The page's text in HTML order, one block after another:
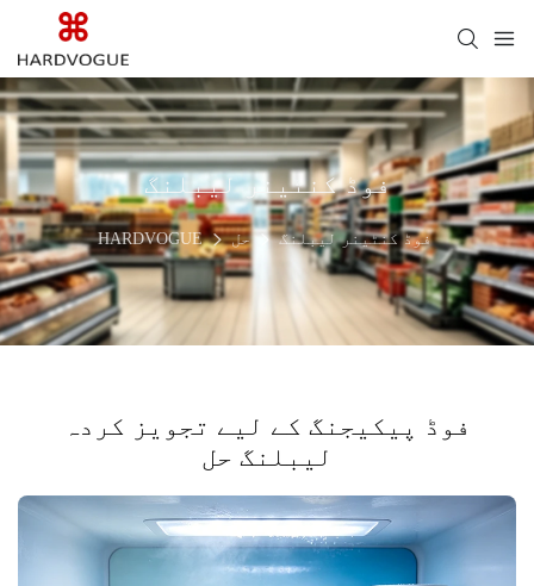
فوڈ کنٹینر لیبلنگ
HARDVOGUE حل فوڈ کنٹینر لیبلنگ
فوڈ پیکیجنگ کے لیے تجویز کردہ
لیبلنگ حل